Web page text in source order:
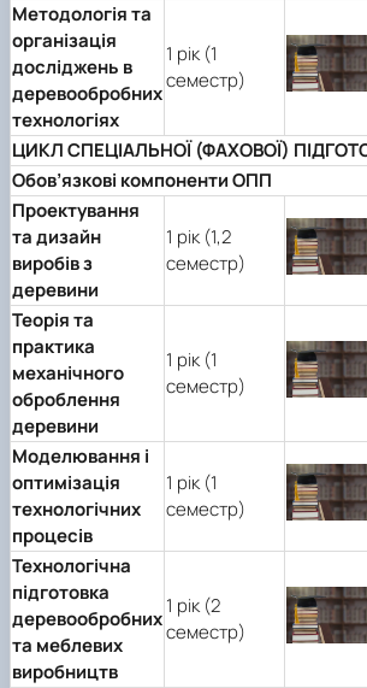
Методологія та
організація
досліджень в
деревообробних
технологіях
1 рік (1
семестр)
ЦИКЛ СПЕЦІАЛЬНОЇ (ФАХОВОЇ)
Обов’язкові компоненти ОПП
Проектування
та дизайн
виробів з
деревини
1 рік (1,2
семестр)
Теорія та
практика
механічного
оброблення
деревини
1 рік (1
семестр)
Моделювання і
оптимізація
технологічних
процесів
1 рік (1
семестр)
Технологічна
підготовка
деревообробних
та меблевих
виробництв
1 рік (2
семестр)